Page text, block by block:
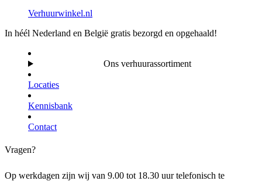
Verhuurwinkel.nl
In héél Nederland en België gratis bezorgd en opgehaald!
Ons verhuurassortiment
Locaties
Kennisbank
Contact
Vragen?
Op werkdagen zijn wij van 9.00 tot 18.30 uur telefonisch te